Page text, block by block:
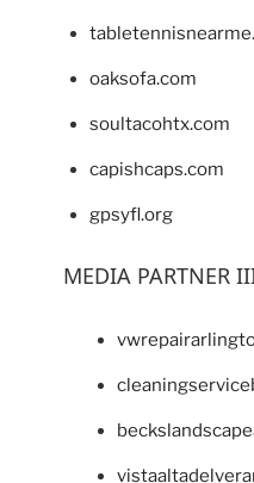
oaksofa.com
soultacohtx.com
capishcaps.com
gpsyfl.org
MEDIA PARTNER